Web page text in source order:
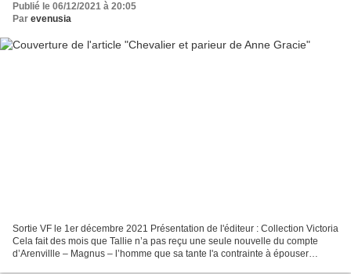
Publié le 06/12/2021 à 20:05
Par evenusia
Sortie VF le 1er décembre 2021 Présentation de l'éditeur : Collection Victoria
Cela fait des mois que Tallie n’a pas reçu une seule nouvelle du compte
d’Arenvillle – Magnus – l’homme que sa tante l'a contrainte à épouser